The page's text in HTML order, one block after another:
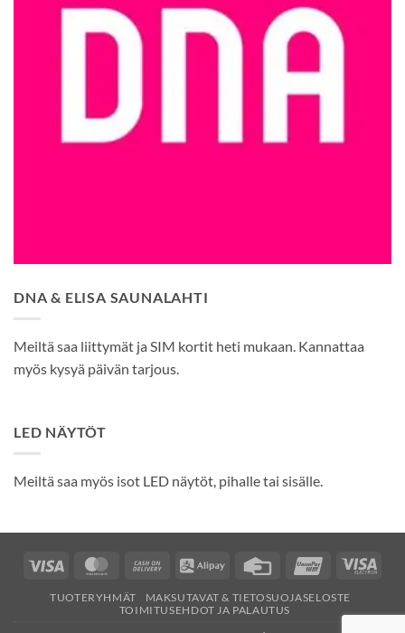
DNA & ELISA SAUNALAHTI
Meiltä saa liittymät ja SIM kortit heti mukaan. Kannattaa
myös kysyä päivän tarjous.
LED NÄYTÖT
Meiltä saa myös isot LED näytöt, pihalle tai sisälle.
Visa MasterCardCash
Delivery
Alipay
Credit
UnionPayVisa
TUOTERYHMÄT
MAKSUTAVAT & TIETOSUOJASELOSTE
TOIMITUSEHDOT JA PALAUTUS